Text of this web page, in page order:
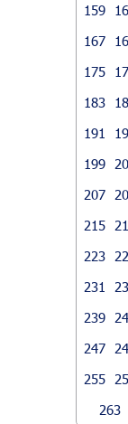
159
167
175
183
191
199
207
215
223
231
239
247
255
263